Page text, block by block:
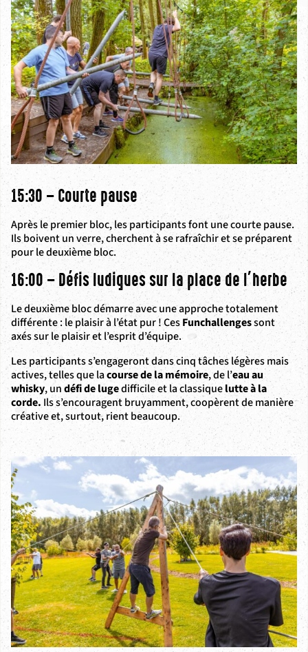
15:30 – Courte pause
Après le premier bloc, les participants font une courte pause.
Ils boivent un verre, cherchent à se rafraîchir et se préparent
pour le deuxième bloc.
16:00 – Défis ludiques sur la place de l’herbe
Le deuxième bloc démarre avec une approche totalement
différente : le plaisir à l’état pur ! CesFunchallengessont
axés sur le plaisir et l’esprit d’équipe.
Les participants s’engageront dans cinq tâches légères mais
actives, telles que lacourse de la mémoire, de l’eau au
whisky, undéfi de lugedifficile et la classiquelutte à la
corde. Ils s’encouragent bruyamment, coopèrent de manière
créative et, surtout, rient beaucoup.